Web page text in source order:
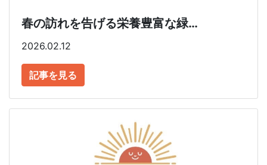
春の訪れを告げる栄養豊富な緑…
2026.02.12
記事を見る